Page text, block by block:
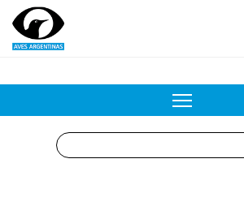
Pasar al contenido principal
Buscar